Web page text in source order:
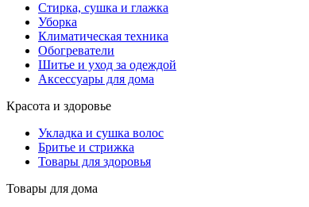
Стирка, сушка и глажка
Уборка
Климатическая техника
Обогреватели
Шитье и уход за одеждой
Аксессуары для дома
Красота и здоровье
Укладка и сушка волос
Бритье и стрижка
Товары для здоровья
Товары для дома